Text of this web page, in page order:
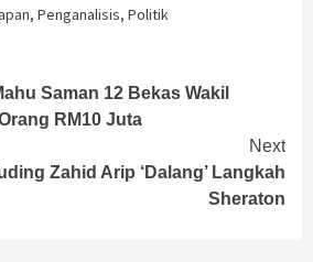
, Penganalisis, Politik
Saman 12 Bekas Wakil
RM10 Juta
Next
Zahid Arip ‘Dalang’ Langkah
Sheraton